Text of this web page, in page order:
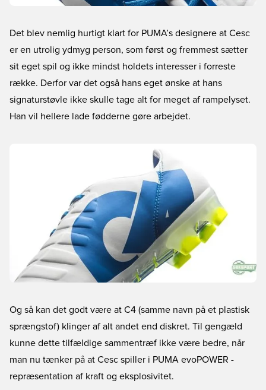
Det blev nemlig hurtigt klart for PUMA’s designere at Cesc
er en utrolig ydmyg person, som først og fremmest sætter
sit eget spil og ikke mindst holdets interesser i forreste
række. Derfor var det også hans eget ønske at hans
signaturstøvle ikke skulle tage alt for meget af rampelyset.
Han vil hellere lade fødderne gøre arbejdet.
Og så kan det godt være at C4 (samme navn på et plastisk
sprængstof) klinger af alt andet end diskret. Til gengæld
kunne dette tilfældige sammentræf ikke være bedre, når
man nu tænker på at Cesc spiller i PUMA evoPOWER -
repræsentation af kraft og eksplosivitet.